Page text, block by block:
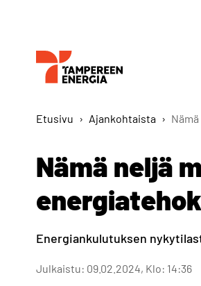
Etusivu › Ajankohtaista ›
Nämä neljä
Energiankulutuksen
Julkaistu: 09.02.2024, Klo: 14:36